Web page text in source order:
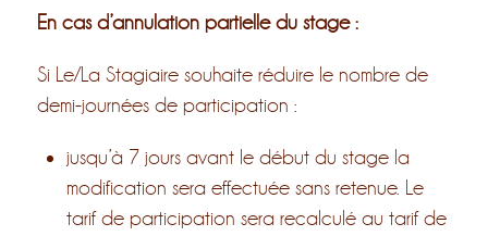
En cas d’annulation partielle du stage :
Si Le/La Stagiaire souhaite réduire le nombre de
demi-journées de participation :
jusqu’à 7 jours avant le début du stage la
modification sera effectuée sans retenue. Le
tarif de participation sera recalculé au tarif de